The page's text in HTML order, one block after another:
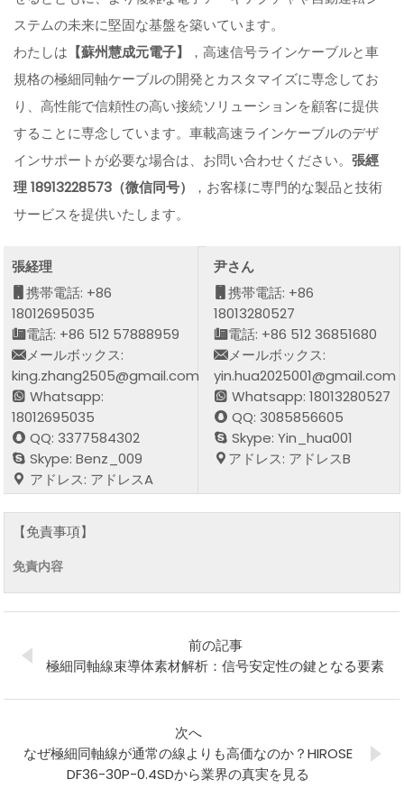
ステムの未来に堅固な基盤を築いています。
わたしは 【蘇州慧成元電子】
，高速信号ラインケーブルと車
規格の極細同軸ケーブルの開発とカスタマイズに専念してお
り、高性能で信頼性の高い接続ソリューションを顧客に提供
することに専念しています。車載高速ラインケーブルのデザ
インサポートが必要な場合は、お問い合わせください。張經
理 18913228573（微信同号）
，お客様に専門的な製品と技術
サービスを提供いたします。
張経理
携帯電話: +86
18012695035
電話: +86 512 57888959
メールボックス:
king.zhang2505@gmail.com
Whatsapp:
18012695035
QQ: 3377584302
Skype: Benz_009
アドレス: アドレスA
尹さん
携帯電話: +86
18013280527
電話: +86 512 36851680
メールボックス:
yin.hua2025001@gmail.com
Whatsapp: 18013280527
QQ: 3085856605
Skype: Yin_hua001
アドレス: アドレスB
【免責事項】
免責内容
前の記事
極細同軸線束導体素材解析：信号安定性の鍵となる要素
次へ
なぜ極細同軸線が通常の線よりも高価なのか？HIROSE
DF36-30P-0.4SDから業界の真実を見る